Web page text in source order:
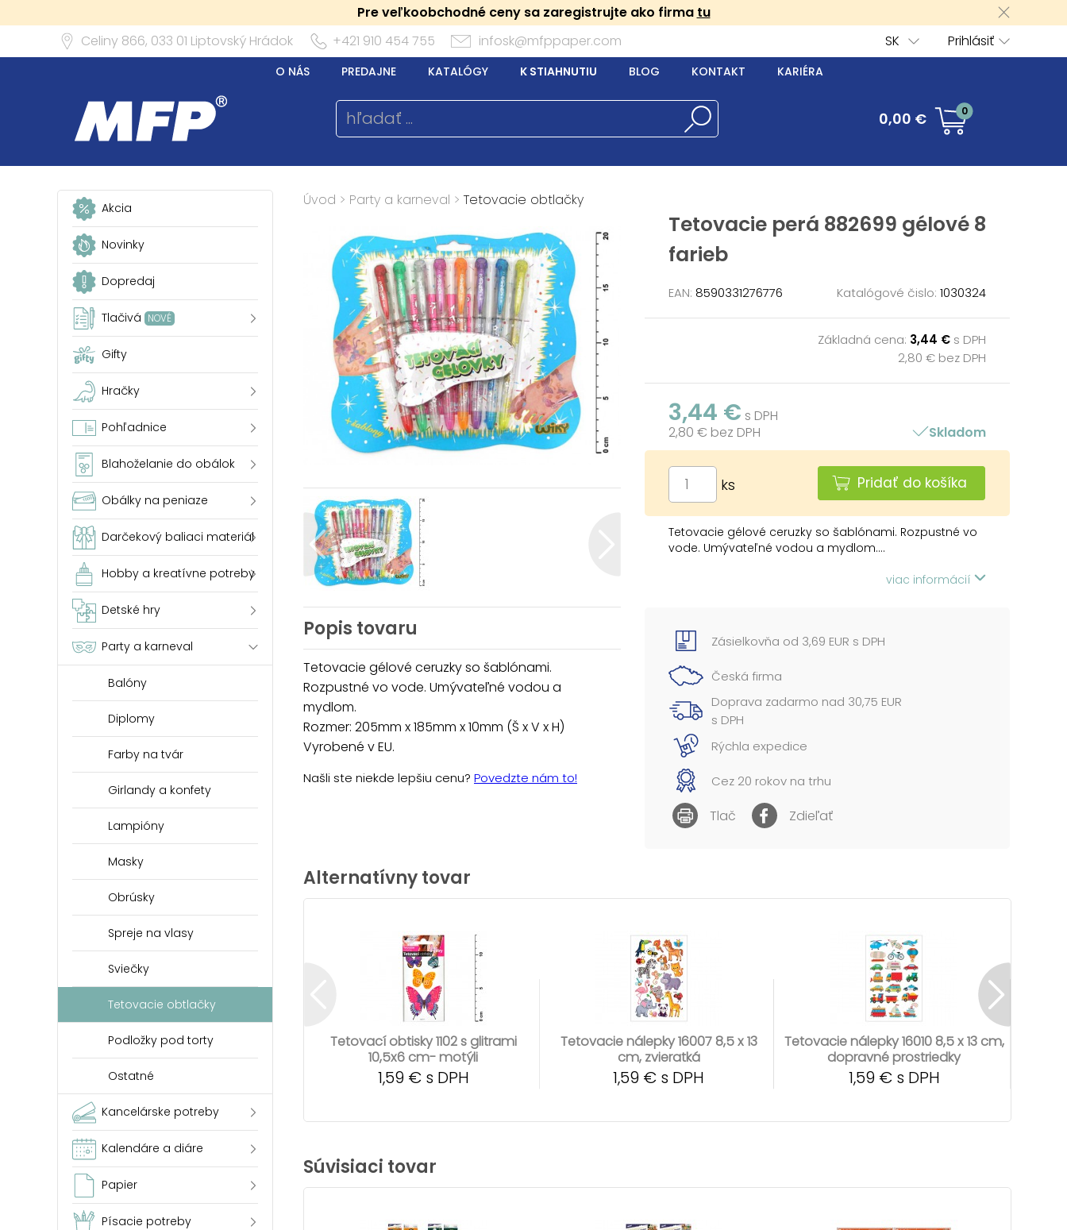
Pre veľkoobchodné ceny sa zaregistrujte ako firma tu
Celiny 866, 033 01 Liptovský Hrádok +421 910 454 755 infosk@mfppaper.com Prihlásiť
SK
O NÁS PREDAJNE KATALÓGY K STIAHNUTIU BLOG KONTAKT KARIÉRA
0,00 € 0
Akcia
Novinky
Dopredaj
Tlačivá NOVÉ
Gifty
Hračky
Pohľadnice
Blahoželanie do obálok
Obálky na peniaze
Darčekový baliaci materiál
Hobby a kreatívne potreby
Detské hry
Party a karneval
Balóny
Diplomy
Farby na tvár
Girlandy a konfety
Lampióny
Masky
Obrúsky
Spreje na vlasy
Sviečky
Tetovacie obtlačky
Podložky pod torty
Ostatné
Kancelárske potreby
Kalendáre a diáre
Papier
Písacie potreby
Úvod > Party a karneval > Tetovacie obtlačky
Tetovacie perá 882699 gélové 8
farieb
EAN: 8590331276776 Katalógové čislo: 1030324
Základná cena: 3,44 € s DPH
2,80 € bez DPH
3,44 € s DPH
2,80 € bez DPH
Skladom
ks Pridať do košíka
Tetovacie gélové ceruzky so šablónami. Rozpustné vo
vode. Umývateľné vodou a mydlom....
viac informácií
Popis tovaru
Tetovacie gélové ceruzky so šablónami.
Rozpustné vo vode. Umývateľné vodou a
mydlom.
Rozmer: 205mm x 185mm x 10mm (Š x V x H)
Vyrobené v EU.
Našli ste niekde lepšiu cenu? Povedzte nám to!
Zásielkovňa od 3,69 EUR s DPH
Česká firma
Doprava zadarmo nad 30,75 EUR
s DPH
Rýchla expedice
Cez 20 rokov na trhu
Tlač Zdieľať
Alternatívny tovar
Tetovací obtisky 1102 s glitrami
10,5x6 cm- motýli
1,59 € s DPH
Tetovacie nálepky 16007 8,5 x 13
cm, zvieratká
1,59 € s DPH
Tetovacie nálepky 16010 8,5 x 13 cm,
dopravné prostriedky
1,59 € s DPH
Súvisiaci tovar